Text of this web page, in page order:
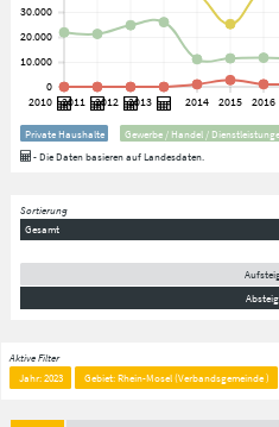
Private Haushalte Gewerbe / Handel /
- Die Daten basieren auf Landesdaten.
Sortierung
Gesamt
Aktive Filter
Jahr: 2023
Gebiet: Rhein-Mosel (Verbandsgemeinde )